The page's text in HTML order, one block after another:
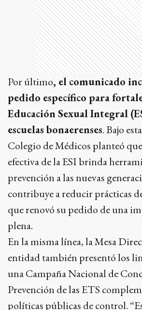
Por último, el comunicado
pedido específico para
Educación Sexual Integral
escuelas bonaerenses. Bajo
Colegio de Médicos planteó
efectiva de la ESI brinda
prevención a las nuevas
contribuye a reducir prácticas
que renovó su pedido de una
plena.
En la misma línea, la Mesa
entidad también presentó los
una Campaña Nacional de
Prevención de las ETS
políticas públicas de control.